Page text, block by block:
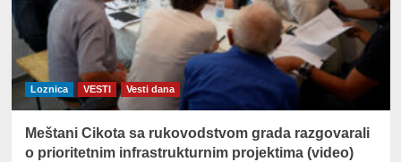
Loznica VESTI Vesti dana
Meštani Cikota sa rukovodstvom grada razgovarali
o prioritetnim infrastrukturnim projektima (video)